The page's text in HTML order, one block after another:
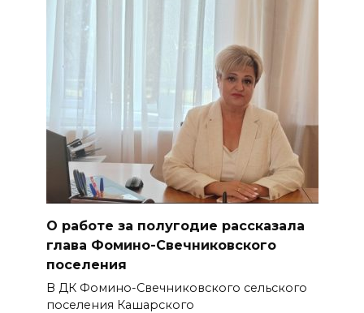
О работе за полугодие рассказала
глава Фомино-Свечниковского
поселения
В ДК Фомино-Свечниковского сельского
поселения Кашарского